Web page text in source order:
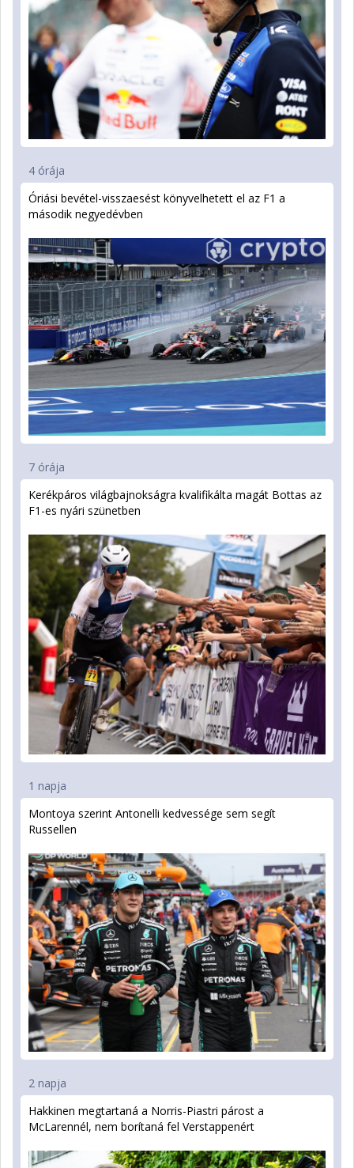
4 órája
Óriási bevétel-visszaesést könyvelhetett el az F1 a
második negyedévben
7 órája
Kerékpáros világbajnokságra kvalifikálta magát Bottas az
F1-es nyári szünetben
1 napja
Montoya szerint Antonelli kedvessége sem segít
Russellen
2 napja
Hakkinen megtartaná a Norris-Piastri párost a
McLarennél, nem borítaná fel Verstappenért